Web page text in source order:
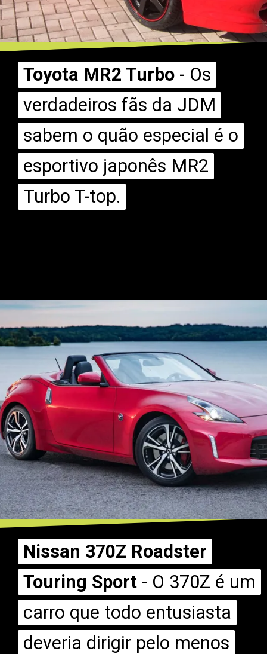
Toyota MR2 Turbo - Os
verdadeiros fãs da JDM
sabem o quão especial é o
esportivo japonês MR2
Turbo T-top.
Toyota MR2 Turbo - Os
verdadeiros fãs da JDM
sabem o quão especial é o
esportivo japonês MR2
Turbo T-top.
Nissan 370Z Roadster
Touring Sport - O 370Z é um
carro que todo entusiasta
deveria dirigir pelo menos
Nissan 370Z Roadster
Touring Sport - O 370Z é um
carro que todo entusiasta
deveria dirigir pelo menos